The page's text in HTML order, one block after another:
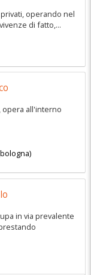
operando nel
di fatto,...
opera all'interno
bologna)
in via prevalente